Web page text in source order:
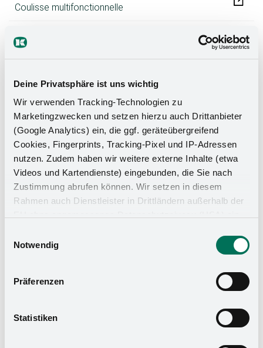
Deine Privatsphäre ist uns wichtig
Wir verwenden Tracking-Technologien zu
Marketingzwecken und setzen hierzu auch Drittanbieter
(Google Analytics) ein, die ggf. geräteübergreifend
Cookies, Fingerprints, Tracking-Pixel und IP-Adressen
nutzen. Zudem haben wir weitere externe Inhalte (etwa
Videos und Kartendienste) eingebunden, die Sie nach
Zustimmung abrufen können. Wir setzen in diesem
Rahmen auch Dienstleister in Drittländern außerhalb der
zu Sicherheits- und Überwachungszwecken zugreifen,
Rechtsmittel einlegen können. Mit Ihrer Einstellung
willigen Sie in die oben beschriebenen Vorgänge ein. Sie
widerrufen. Mehr Informationen finden Sie in unserer
Impressum.
Notwendig
Präferenzen
Statistiken
Coulisse multifonctionnelle
Tablette supplémentaire
instructions de montage